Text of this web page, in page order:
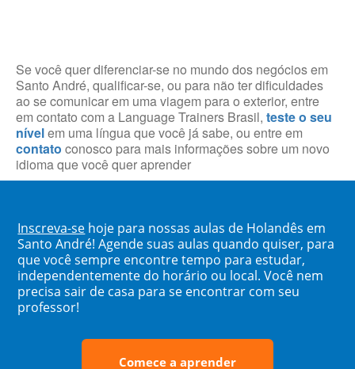
Se você quer diferenciar-se no mundo dos negócios em
Santo André, qualificar-se, ou para não ter dificuldades
ao se comunicar em uma viagem para o exterior, entre
em contato com a Language Trainers Brasil, teste o seu
nívelem uma língua que você já sabe, ou entre em
contato conosco para mais informações sobre um novo
idioma que você quer aprender
Inscreva-se hoje para nossas aulas de Holandês em
Santo André! Agende suas aulas quando quiser, para
que você sempre encontre tempo para estudar,
independentemente do horário ou local. Você nem
precisa sair de casa para se encontrar com seu
professor!
Comece a aprender